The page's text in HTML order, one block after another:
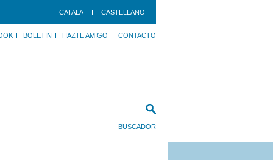
CATALÀ CASTELLANO
BOLETÍN HAZTE AMIGO CONTACTO